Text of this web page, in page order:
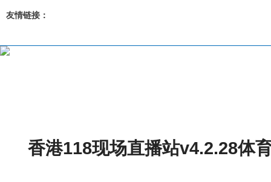
友情链接：
香港118现场直播站v4.2.28体